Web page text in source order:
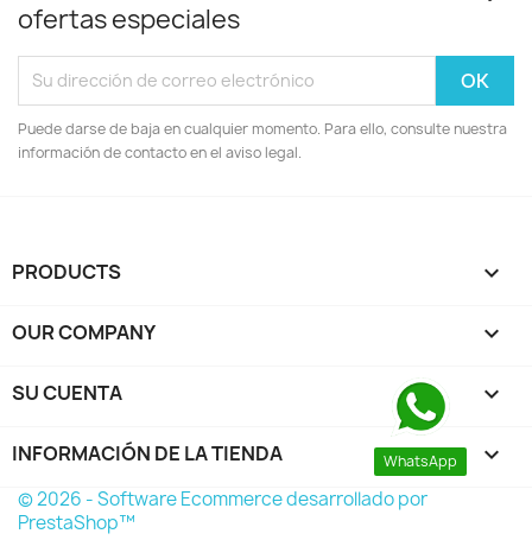
ofertas especiales
Puede darse de baja en cualquier momento. Para ello, consulte nuestra
información de contacto en el aviso legal.
PRODUCTS 
OUR COMPANY 
SU CUENTA 
INFORMACIÓN DE LA TIENDA keyboard_arrow_down
WhatsApp
© 2026 - Software Ecommerce desarrollado por
PrestaShop™